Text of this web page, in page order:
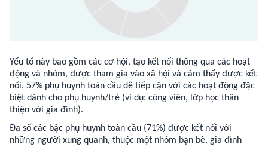
Yếu tố này bao gồm các cơ hội, tạo kết nối thông qua các hoạt
động và nhóm, được tham gia vào xã hội và cảm thấy được kết
nối. 57% phụ huynh toàn cầu dễ tiếp cận với các hoạt động đặc
biệt dành cho phụ huynh/trẻ (ví dụ: công viên, lớp học thân
thiện với gia đình).
Đa số các bậc phụ huynh toàn cầu (71%) được kết nối với
những người xung quanh, thuộc một nhóm bạn bè, gia đình